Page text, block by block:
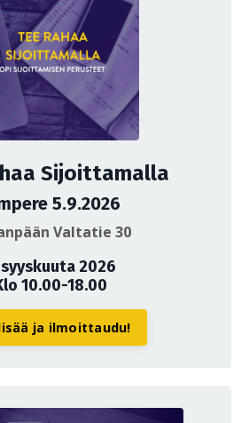
Sijoittamalla
5.9.2026
Valtatie 30
2026
10.00-18.00
ja ilmoittaudu!